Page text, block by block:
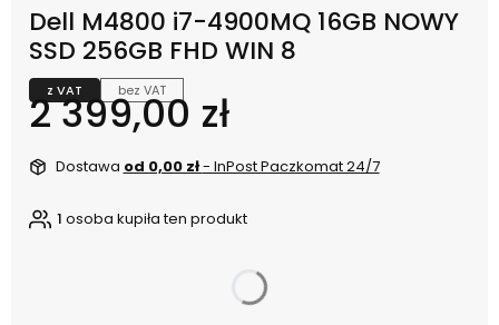
Dell M4800 i7-4900MQ 16GB NOWY
SSD 256GB FHD WIN 8
z VAT bez VAT
Cena
2 399,00 zł
Dostawa od 0,00 zł- InPost Paczkomat 24/7
1 osoba kupiła ten produkt